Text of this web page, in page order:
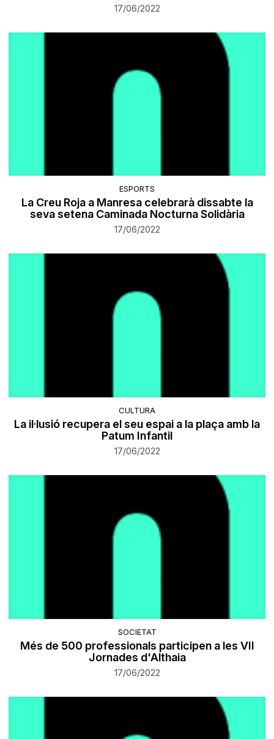
17/06/2022
ESPORTS
La Creu Roja a Manresa celebrarà dissabte la
seva setena Caminada Nocturna Solidària
17/06/2022
CULTURA
La il·lusió recupera el seu espai a la plaça amb la
Patum Infantil
17/06/2022
SOCIETAT
Més de 500 professionals participen a les VII
Jornades d'Althaia
17/06/2022